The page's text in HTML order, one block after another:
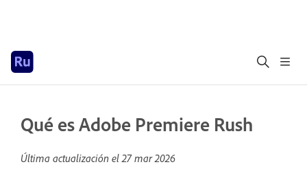
Qué es Adobe Premiere Rush
Última actualización el27 mar 2026